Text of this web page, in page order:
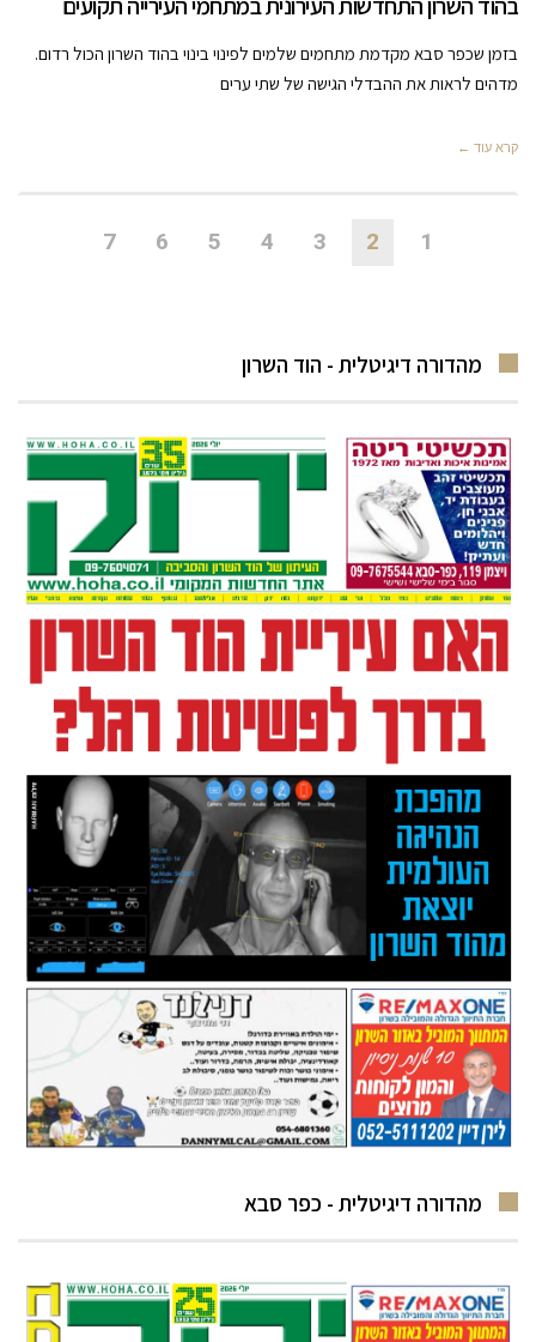
בהוד השרון התחדשות העירונית במתחמי העירייה תקועים
בזמן שכפר סבא מקדמת מתחמים שלמים לפינוי בינוי בהוד השרון הכול רדום.
מדהים לראות את ההבדלי הגישה של שתי ערים
קרא עוד ←
1
2
3
4
5
6
7
מהדורה דיגיטלית - הוד השרון
מהדורה דיגיטלית - כפר סבא